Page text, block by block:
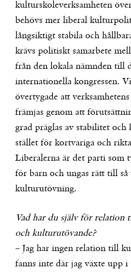
kulturskoleverksamheten
behövs mer liberal
långsiktigt stabila och
krävs politiskt samarbete
från den lokala nämnden till
internationella kongressen.
övertygade att
främjas genom att
grad präglas av stabilitet
stället för kortvariga och
Liberalerna är det parti som
för barn och ungas rätt till
kulturutövning.
Vad har du själv för relation
och kulturutövande?
– Jag har ingen relation till
fanns inte där jag växte upp